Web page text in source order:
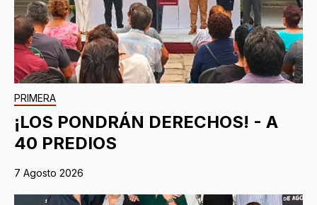
PRIMERA
¡LOS PONDRÁN DERECHOS! - A
40 PREDIOS
7 Agosto 2026